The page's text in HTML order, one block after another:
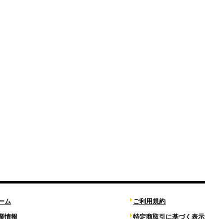
ム
情報
ご利用規約
特定商取引に基づく表示